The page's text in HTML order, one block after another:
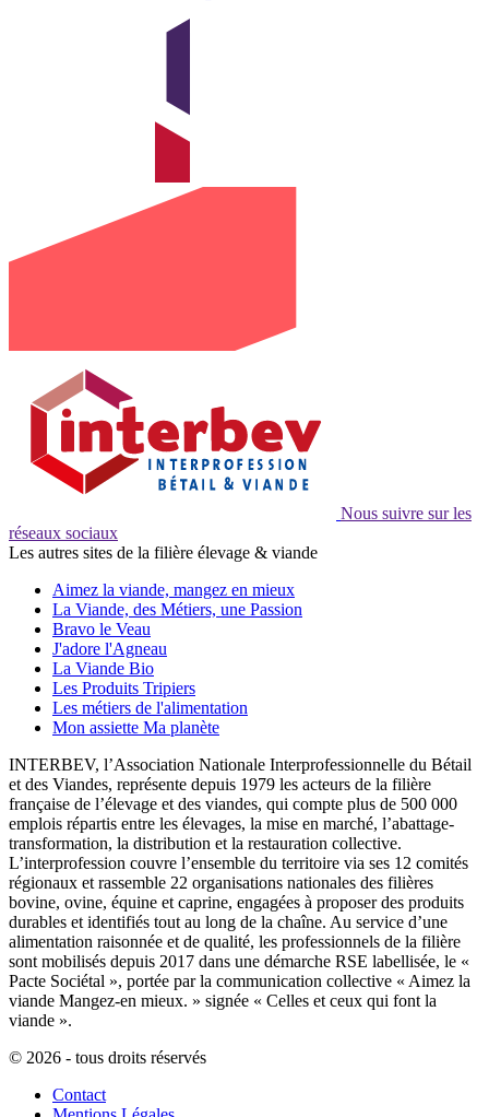
Nous suivre sur les
réseaux sociaux
Les autres sites de la filière élevage & viande
Aimez la viande, mangez en mieux
La Viande, des Métiers, une Passion
Bravo le Veau
J'adore l'Agneau
La Viande Bio
Les Produits Tripiers
Les métiers de l'alimentation
Mon assiette Ma planète
INTERBEV, l’Association Nationale Interprofessionnelle du Bétail
et des Viandes, représente depuis 1979 les acteurs de la filière
française de l’élevage et des viandes, qui compte plus de 500 000
emplois répartis entre les élevages, la mise en marché, l’abattage-
transformation, la distribution et la restauration collective.
L’interprofession couvre l’ensemble du territoire via ses 12 comités
régionaux et rassemble 22 organisations nationales des filières
bovine, ovine, équine et caprine, engagées à proposer des produits
durables et identifiés tout au long de la chaîne. Au service d’une
alimentation raisonnée et de qualité, les professionnels de la filière
sont mobilisés depuis 2017 dans une démarche RSE labellisée, le «
Pacte Sociétal », portée par la communication collective « Aimez la
viande Mangez-en mieux. » signée « Celles et ceux qui font la
viande ».
© 2026 - tous droits réservés
Contact